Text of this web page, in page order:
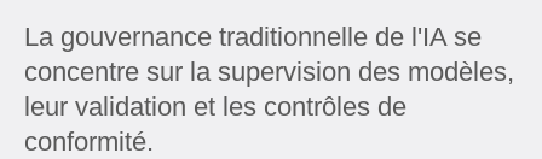
La gouvernance traditionnelle de l'IA se
concentre sur la supervision des modèles,
leur validation et les contrôles de
conformité.